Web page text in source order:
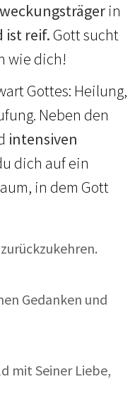
in
ist reif. Gott sucht
wie dich!
Gottes: Heilung,
Neben den
intensiven
dich auf ein
in dem Gott
Gedanken und
mit Seiner Liebe,